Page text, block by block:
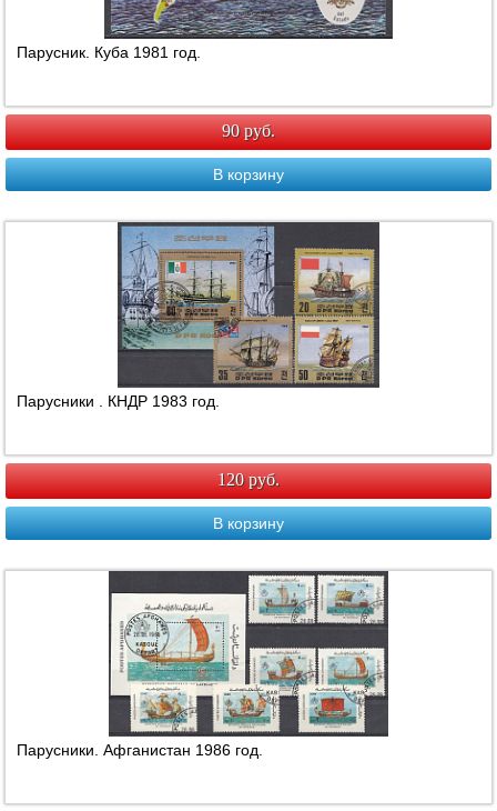
Парусник. Куба 1981 год.
90 руб.
В корзину
Парусники . КНДР 1983 год.
120 руб.
В корзину
Парусники. Афганистан 1986 год.